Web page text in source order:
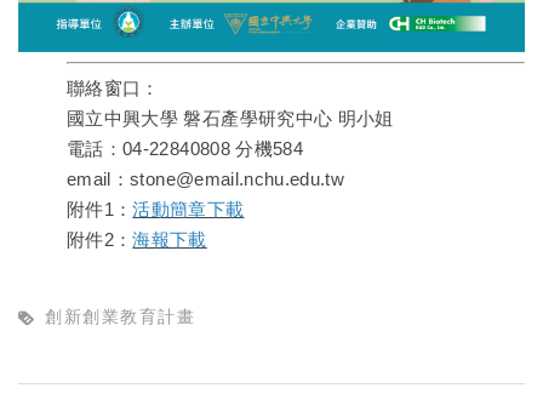
聯絡窗口：
國立中興大學 磐石產學研究中心 明小姐
電話：04-22840808 分機584
email：stone@email.nchu.edu.tw
附件1：活動簡章下載
附件2：海報下載
創新創業教育計畫